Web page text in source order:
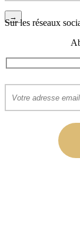
Sur les réseaux